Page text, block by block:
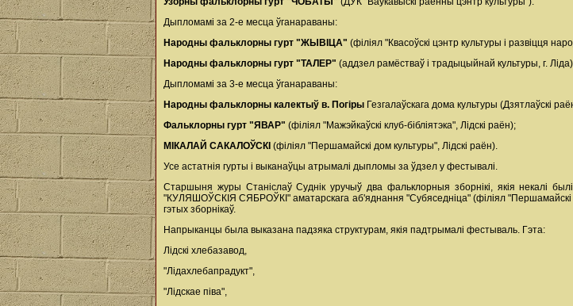
Дыпломамі за 2-е месца ўганараваны:
Народны фальклорны гурт "ЖЫВІЦА" (філіял "Квасоўскі цэнтр культуры і развіцця
Народны фальклорны гурт "ТАЛЕР" (аддзел рамёстваў і традыцыйнай культуры, г.
Дыпломамі за 3-е месца ўганараваны:
Народны фальклорны калектыў в. Погіры Гезгалаўскага дома культуры (Дзятлаўскі
Фальклорны гурт "ЯВАР" (філіял "Мажэйкаўскі клуб-бібліятэка", Лідскі раён);
МІКАЛАЙ САКАЛОЎСКІ (філіял "Першамайскі дом культуры", Лідскі раён).
Усе астатнія гурты і выканаўцы атрымалі дыпломы за ўдзел у фестывалі.
Старшыня журы Станіслаў Суднік уручыў два фальклорныя зборнікі, якія некалі
"КУЛЯШОЎСКІЯ СЯБРОЎКІ" аматарскага аб'яднання "Субяседніца" (філіял
гэтых зборнікаў.
Напрыканцы была выказана падзяка структурам, якія падтрымалі фестываль. Гэта:
Лідскі хлебазавод,
"Лідахлебапрадукт",
"Лідскае піва",